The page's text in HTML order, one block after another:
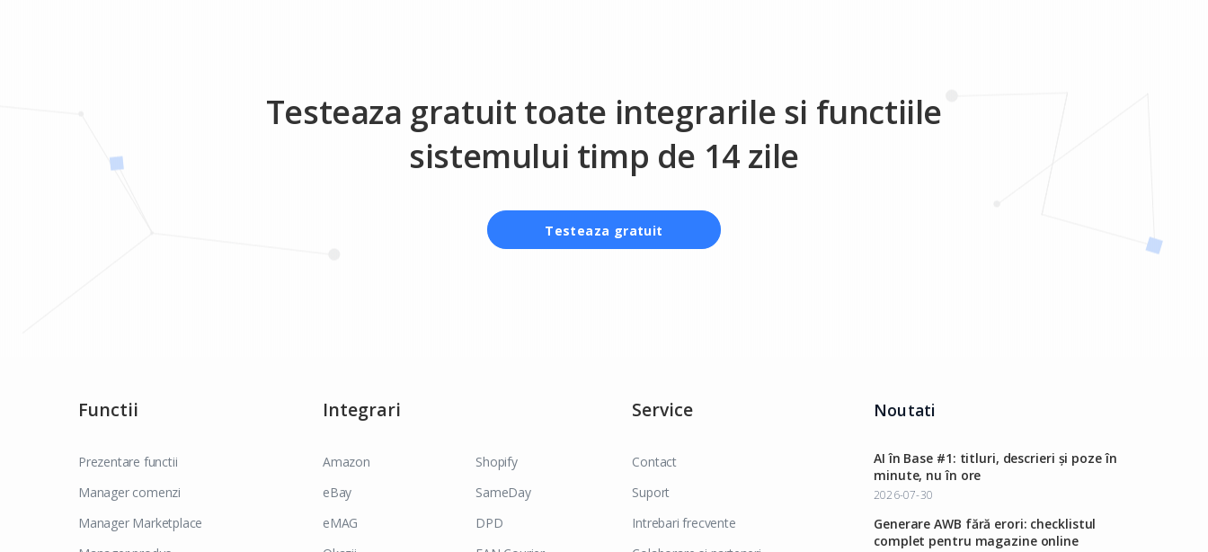
Testeaza gratuit toate integrarile si functiile
sistemului timp de 14 zile
Testeaza gratuit
Functii
Prezentare functii
Manager comenzi
Manager Marketplace
Integrari
Amazon
eBay
eMAG
Shopify
SameDay
DPD
Service
Contact
Suport
Intrebari frecvente
Noutati
AI în Base #1: titluri, descrieri și poze în
minute, nu în ore
2026-07-30
Generare AWB fără erori: checklistul
complet pentru magazine online